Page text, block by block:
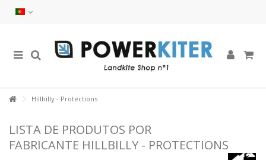
Hillbilly - Protections
LISTA DE PRODUTOS POR
FABRICANTE HILLBILLY - PROTECTIONS